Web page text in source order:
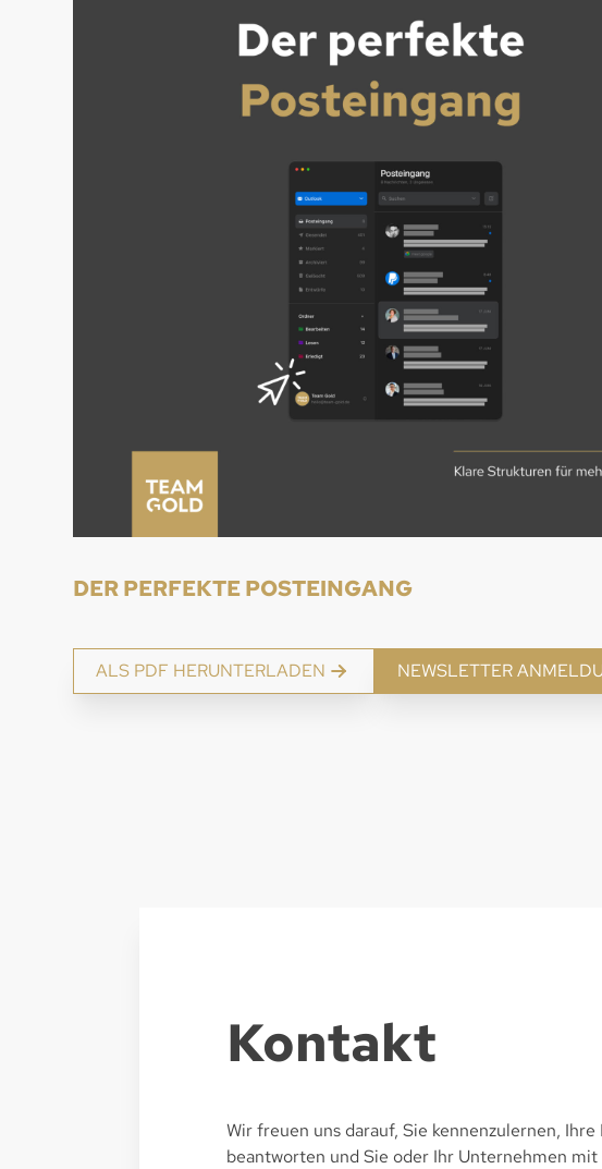
DER PERFEKTE POSTEINGANG
ALS PDF HERUNTERLADEN NEWSLETTER
Kontakt
Wir freuen uns darauf, Sie kennenzulernen, Ihre
beantworten und Sie oder Ihr Unternehmen mit